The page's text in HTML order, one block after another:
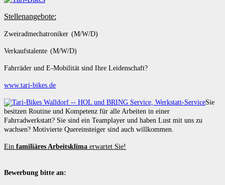
Stellenangebote:
Zweiradmechatroniker (M/W/D)
Verkaufstalente (M/W/D)
Fahrräder und E-Mobilität sind Ihre Leidenschaft?
www.tari-bikes.de
Sie
besitzen Routine und Kompetenz für alle Arbeiten in einer
Fahrradwerkstatt? Sie sind ein Teamplayer und haben Lust mit uns zu
wachsen? Motivierte Quereinsteiger sind auch willkommen.
Ein familiäres Arbeitsklima erwartet Sie!
Bewerbung bitte an: